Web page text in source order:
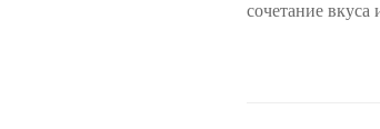
сочетание вкуса